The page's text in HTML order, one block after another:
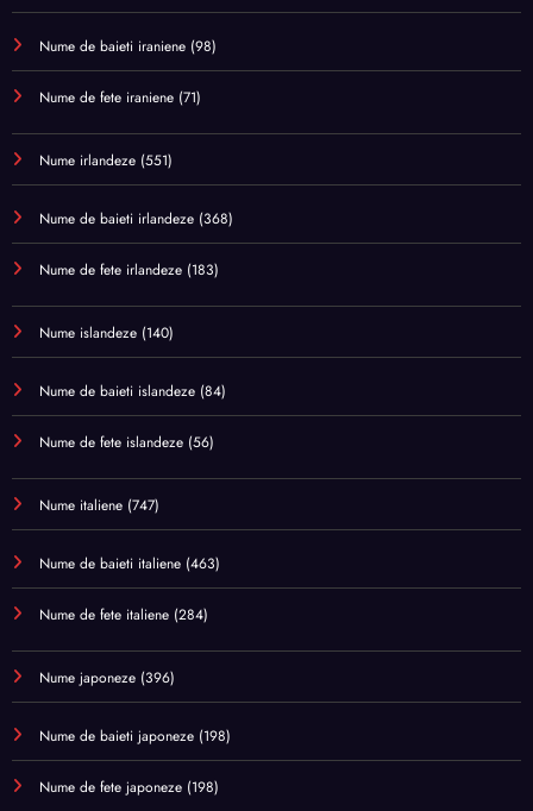
Nume de baieti iraniene (98)
Nume de fete iraniene (71)
Nume irlandeze (551)
Nume de baieti irlandeze (368)
Nume de fete irlandeze (183)
Nume islandeze (140)
Nume de baieti islandeze (84)
Nume de fete islandeze (56)
Nume italiene (747)
Nume de baieti italiene (463)
Nume de fete italiene (284)
Nume japoneze (396)
Nume de baieti japoneze (198)
Nume de fete japoneze (198)